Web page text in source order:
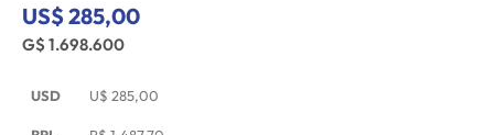
US$ 285,00
G$ 1.698.600
USD U$ 285,00